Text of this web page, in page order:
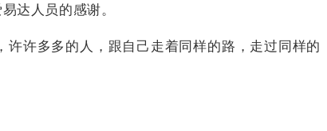
达 人员的感谢。
许多多的人，跟自己走着同样的路，走过同样的